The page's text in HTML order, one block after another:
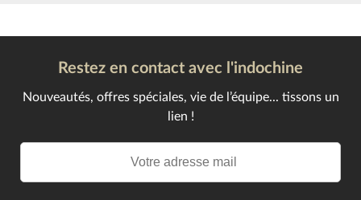
Restez en contact avec l'indochine
Nouveautés, offres spéciales, vie de l’équipe... tissons un
lien !